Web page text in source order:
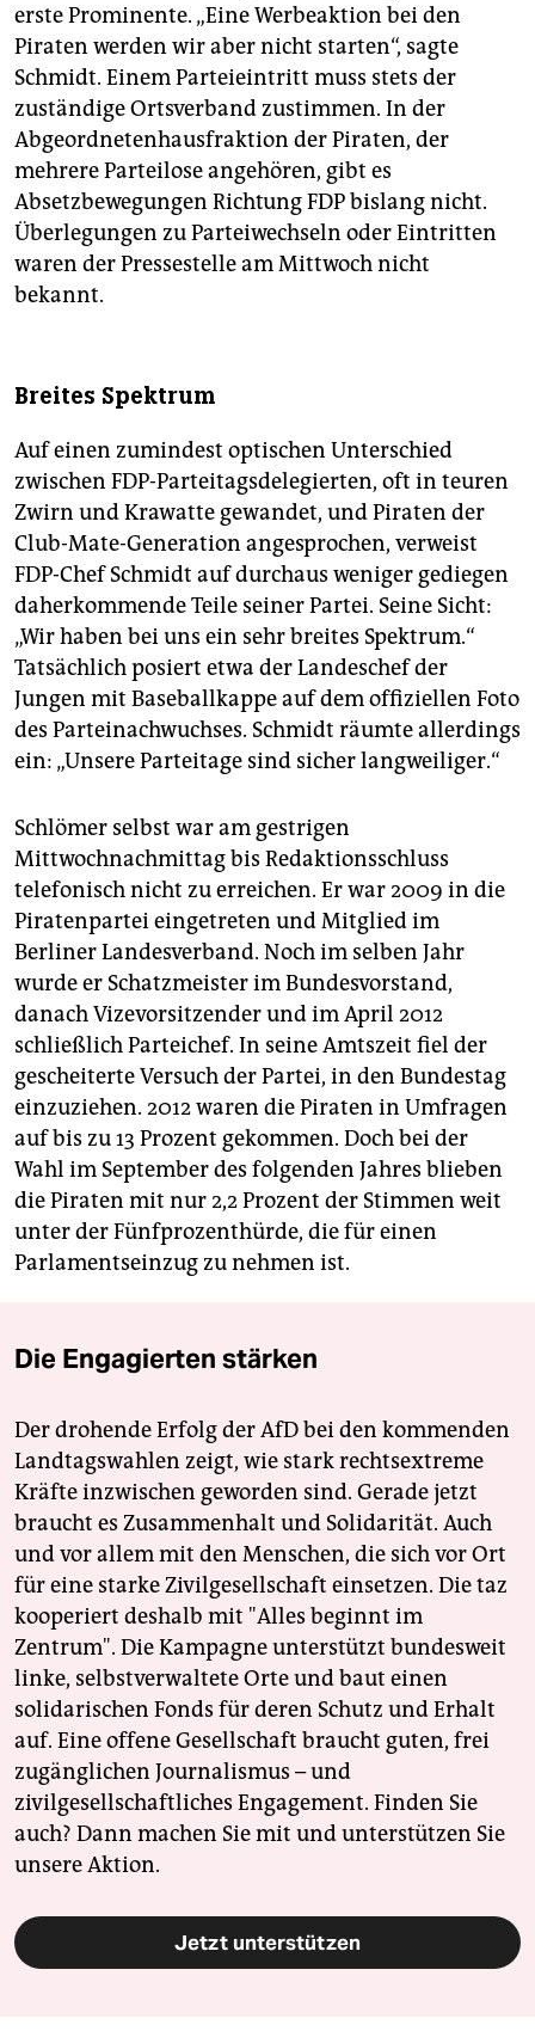
erste Prominente. „Eine Werbeaktion bei den
Piraten werden wir aber nicht starten“, sagte
Schmidt. Einem Parteieintritt muss stets der
zuständige Ortsverband zustimmen. In der
Abgeordnetenhausfraktion der Piraten, der
mehrere Parteilose angehören, gibt es
Absetzbewegungen Richtung FDP bislang nicht.
Überlegungen zu Parteiwechseln oder Eintritten
waren der Pressestelle am Mittwoch nicht
bekannt.
Breites Spektrum
Auf einen zumindest optischen Unterschied
zwischen FDP-Parteitagsdelegierten, oft in teuren
Zwirn und Krawatte gewandet, und Piraten der
Club-Mate-Generation angesprochen, verweist
FDP-Chef Schmidt auf durchaus weniger gediegen
daherkommende Teile seiner Partei. Seine Sicht:
„Wir haben bei uns ein sehr breites Spektrum.“
Tatsächlich posiert etwa der Landeschef der
Jungen mit Baseballkappe auf dem offiziellen Foto
des Parteinachwuchses. Schmidt räumte allerdings
ein: „Unsere Parteitage sind sicher langweiliger.“
Schlömer selbst war am gestrigen
Mittwochnachmittag bis Redaktionsschluss
telefonisch nicht zu erreichen. Er war 2009 in die
Piratenpartei eingetreten und Mitglied im
Berliner Landesverband. Noch im selben Jahr
wurde er Schatzmeister im Bundesvorstand,
danach Vizevorsitzender und im April 2012
schließlich Parteichef. In seine Amtszeit fiel der
gescheiterte Versuch der Partei, in den Bundestag
einzuziehen. 2012 waren die Piraten in Umfragen
auf bis zu 13 Prozent gekommen. Doch bei der
Wahl im September des folgenden Jahres blieben
die Piraten mit nur 2,2 Prozent der Stimmen weit
unter der Fünfprozenthürde, die für einen
Parlamentseinzug zu nehmen ist.
Die Engagierten stärken
Der drohende Erfolg der AfD bei den kommenden
Landtagswahlen zeigt, wie stark rechtsextreme
Kräfte inzwischen geworden sind. Gerade jetzt
braucht es Zusammenhalt und Solidarität. Auch
und vor allem mit den Menschen, die sich vor Ort
für eine starke Zivilgesellschaft einsetzen. Die taz
kooperiert deshalb mit "Alles beginnt im
Zentrum". Die Kampagne unterstützt bundesweit
linke, selbstverwaltete Orte und baut einen
solidarischen Fonds für deren Schutz und Erhalt
auf. Eine offene Gesellschaft braucht guten, frei
zugänglichen Journalismus – und
zivilgesellschaftliches Engagement. Finden Sie
auch? Dann machen Sie mit und unterstützen Sie
unsere Aktion.
Jetzt unterstützen